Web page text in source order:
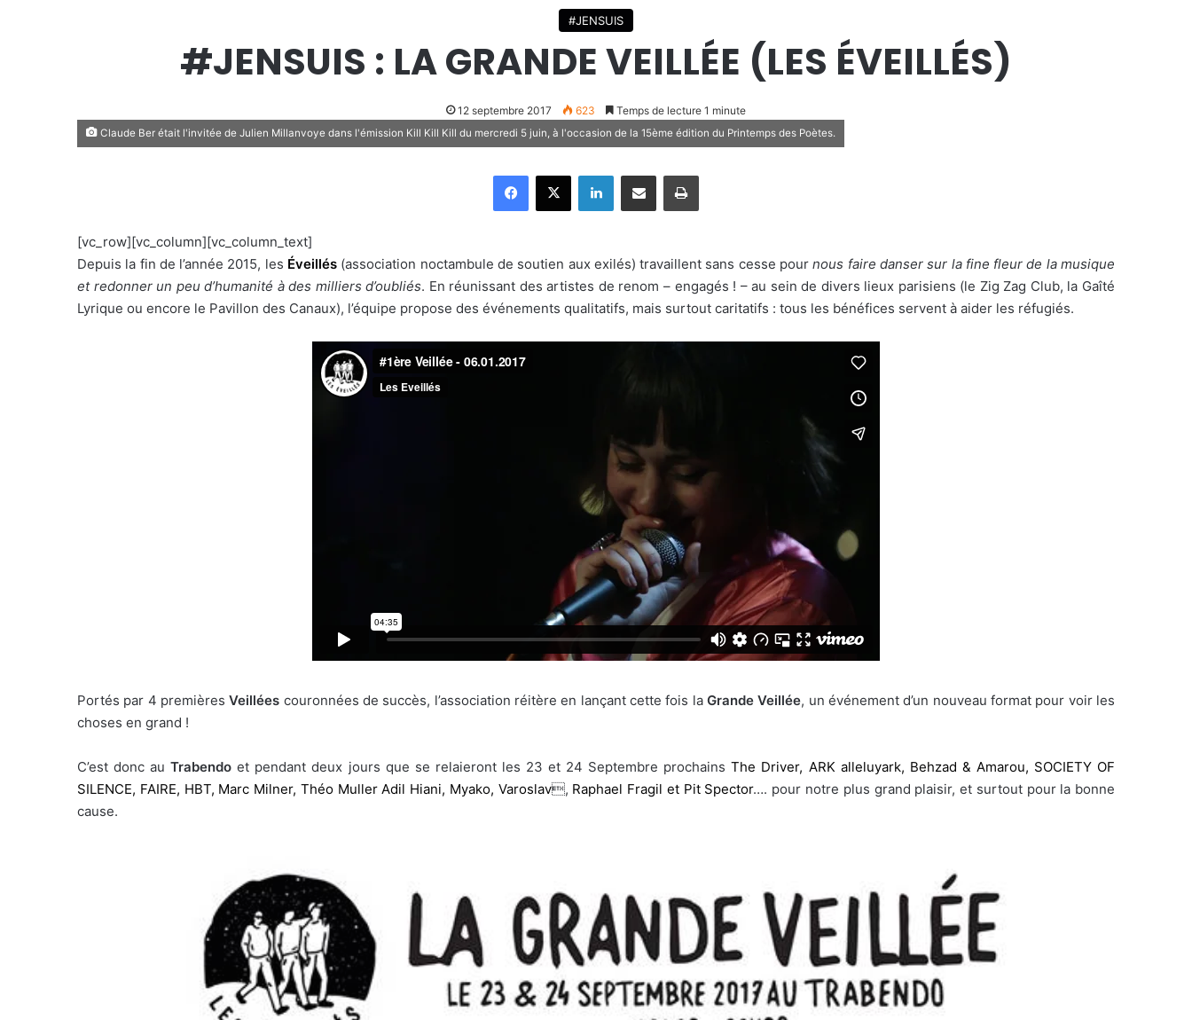
#JENSUIS
#JENSUIS : LA GRANDE VEILLÉE (LES ÉVEILLÉS)
12 septembre 2017 623 Temps de lecture 1 minute
Claude Ber était l'invitée de Julien Millanvoye dans l'émission Kill Kill Kill du mercredi 5 juin, à l'occasion de la 15ème édition du Printemps des Poètes.
[vc_row][vc_column][vc_column_text]
Depuis la fin de l’année 2015, les Éveillés (association noctambule de soutien aux exilés) travaillent sans cesse pournous faire danser sur la fine fleur de la musique
et redonner un peu d’humanité à des milliers d’oubliés. En réunissant des artistes de renom – engagés ! – au sein de divers lieux parisiens (le Zig Zag Club, la Gaîté
Lyrique ou encore le Pavillon des Canaux), l’équipe propose des événements qualitatifs, mais surtout caritatifs : tous les bénéfices servent à aider les réfugiés.
Portés par 4 premièresVeillées couronnées de succès, l’association réitère en lançant cette fois laGrande Veillée, un événement d’un nouveau format pour voir les
choses en grand !
C’est donc auTrabendo et pendant deux jours que se relaieront les 23 et 24 Septembre prochainsThe Driver, ARK alleluyark, Behzad & Amarou, SOCIETY OF
SILENCE, FAIRE, HBT, Marc Milner, Théo Muller Adil Hiani, Myako, Varoslav, Raphael Fragil et Pit Spector…. pour notre plus grand plaisir, et surtout pour la bonne
cause.